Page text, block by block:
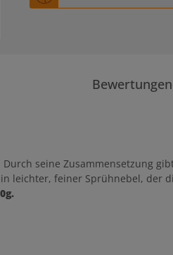
Bewertungen
Durch seine Zusammensetzung
leichter, feiner Sprühnebel, der